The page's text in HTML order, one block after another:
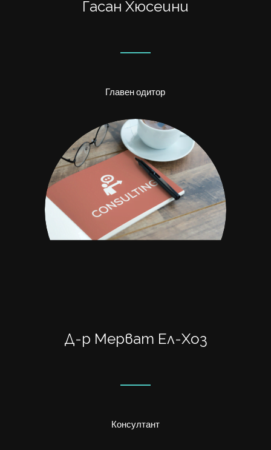
Гасан Хюсеини
Главен одитор
Д-р Мерват Ел-Хоз
Консултант